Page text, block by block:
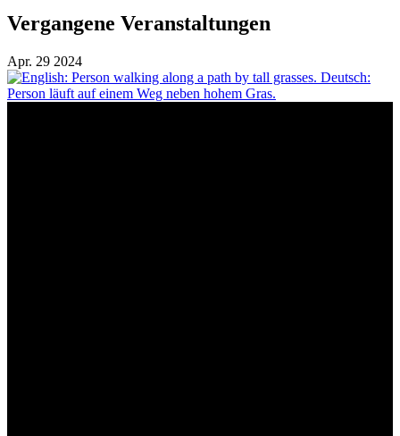
Vergangene Veranstaltungen
Apr. 29 2024